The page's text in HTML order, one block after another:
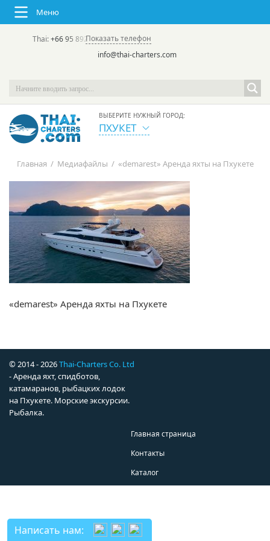
Меню
Thai:+66 95 892 7646(rus/eng) | в России:
Показать телефон
info@thai-charters.com
ВЫБЕРИТЕ НУЖНЫЙ ГОРОД:
ПХУКЕТ
Главная / Медиафайлы / «demarest» Аренда яхты на Пхукете
«demarest» Аренда яхты на Пхукете
© 2014 - 2026Thai-Charters Co. Ltd
- Аренда яхт, спидботов,
катамаранов, рыбацких лодок
на Пхукете. Морские экскурсии.
Рыбалка.
Главная страница
Контакты
Каталог
Написать нам: